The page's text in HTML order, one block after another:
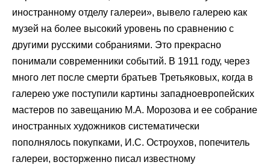
иностранному отделу галереи», вывело галерею как
музей на более высокий уровень по сравнению с
другими русскими собраниями. Это прекрасно
понимали современники событий. В 1911 году, через
много лет после смерти братьев Третьяковых, когда в
галерею уже поступили картины западноевропейских
мастеров по завещанию М.А. Морозова и ее собрание
иностранных художников систематически
пополнялось покупками, И.С. Остроухов, попечитель
галереи, восторженно писал известному